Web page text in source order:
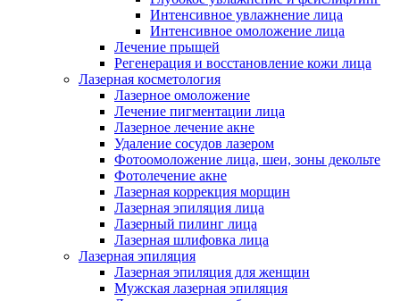
Интенсивное увлажнение лица
Интенсивное омоложение лица
Лечение прыщей
Регенерация и восстановление кожи лица
Лазерная косметология
Лазерное омоложение
Лечение пигментации лица
Лазерное лечение акне
Удаление сосудов лазером
Фотоомоложение лица, шеи, зоны декольте
Фотолечение акне
Лазерная коррекция морщин
Лазерная эпиляция лица
Лазерный пилинг лица
Лазерная шлифовка лица
Лазерная эпиляция
Лазерная эпиляция для женщин
Мужская лазерная эпиляция